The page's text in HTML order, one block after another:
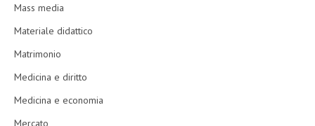
Mass media
Materiale didattico
Matrimonio
Medicina e diritto
Medicina e economia
Mercato